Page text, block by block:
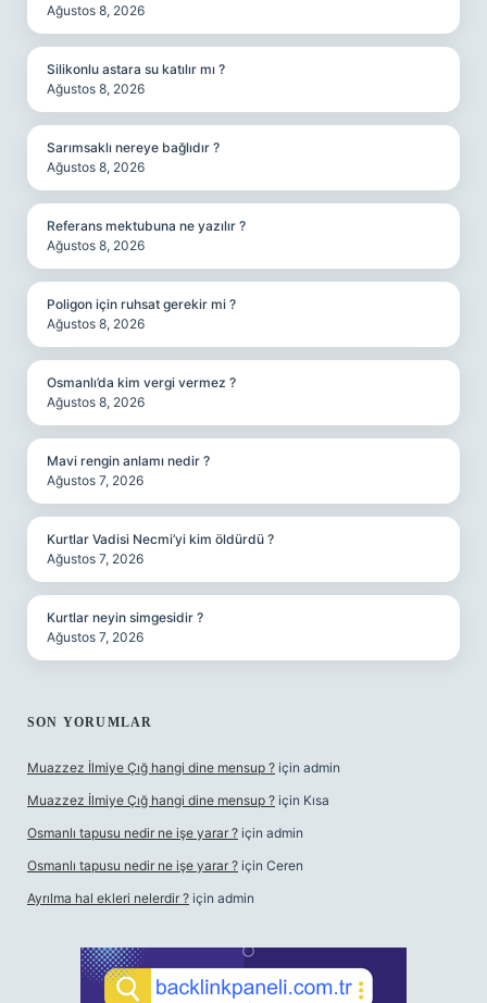
Ağustos 8, 2026
Silikonlu astara su katılır mı ?
Ağustos 8, 2026
Sarımsaklı nereye bağlıdır ?
Ağustos 8, 2026
Referans mektubuna ne yazılır ?
Ağustos 8, 2026
Poligon için ruhsat gerekir mi ?
Ağustos 8, 2026
Osmanlı’da kim vergi vermez ?
Ağustos 8, 2026
Mavi rengin anlamı nedir ?
Ağustos 7, 2026
Kurtlar Vadisi Necmi’yi kim öldürdü ?
Ağustos 7, 2026
Kurtlar neyin simgesidir ?
Ağustos 7, 2026
SON YORUMLAR
Muazzez İlmiye Çığ hangi dine mensup ? için admin
Muazzez İlmiye Çığ hangi dine mensup ? için Kısa
Osmanlı tapusu nedir ne işe yarar ? için admin
Osmanlı tapusu nedir ne işe yarar ? için Ceren
Ayrılma hal ekleri nelerdir ? için admin